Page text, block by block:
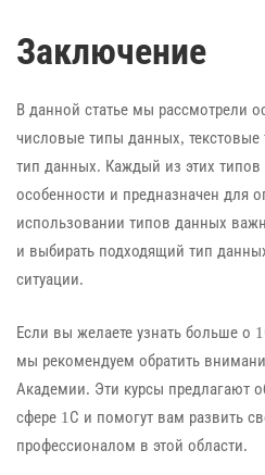
Заключение
В данной статье мы рассмотрели
числовые типы данных,
тип данных. Каждый из этих
особенности и предназначен для
использовании типов данных
и выбирать подходящий тип
ситуации.
Если вы желаете узнать больше о
мы рекомендуем обратить
Академии. Эти курсы предлагают
сфере 1С и помогут вам развить
профессионалом в этой области.